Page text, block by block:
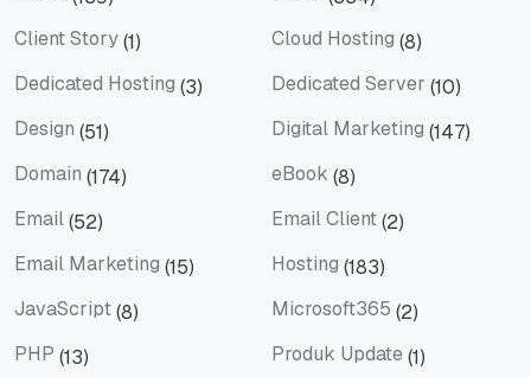
Client Story(1) Cloud Hosting (8)
Dedicated Hosting (3) Dedicated Server (10)
Design (51) Digital Marketing (147)
Domain (174) eBook (8)
Email(52) Email Client(2)
Email Marketing (15) Hosting (183)
JavaScript(8) Microsoft365 (2)
PHP (13) Produk Update (1)